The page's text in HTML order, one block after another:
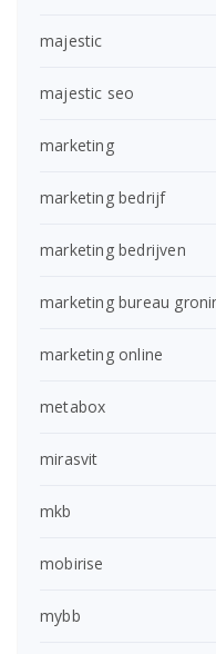
majestic
majestic seo
marketing
marketing bedrijf
marketing bedrijven
marketing bureau
marketing online
metabox
mirasvit
mkb
mobirise
mybb